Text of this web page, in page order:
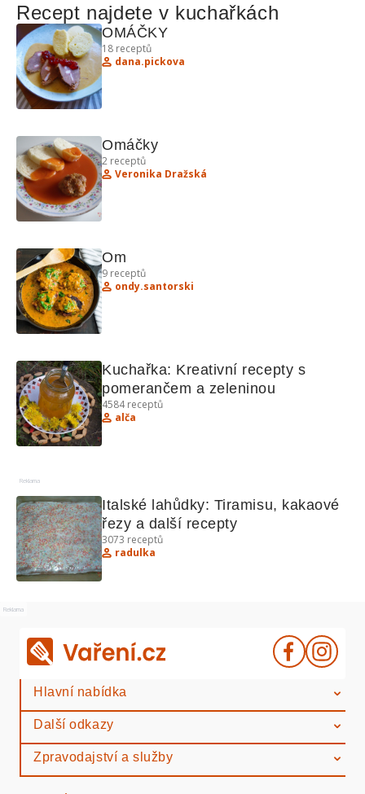
Recept najdete v kuchařkách
OMÁČKY
18 receptů
dana.pickova
2 receptů
Veronika Dražská
Om
9 receptů
ondy.santorski
Kuchařka: Kreativní recepty s
pomerančem a zeleninou
4584receptů
alča
Reklama
Italské lahůdky: Tiramisu, kakaové
řezy a další recepty
3073 receptů
radulka
Reklama
Hlavní nabídka
Další odkazy
Zpravodajství a služby